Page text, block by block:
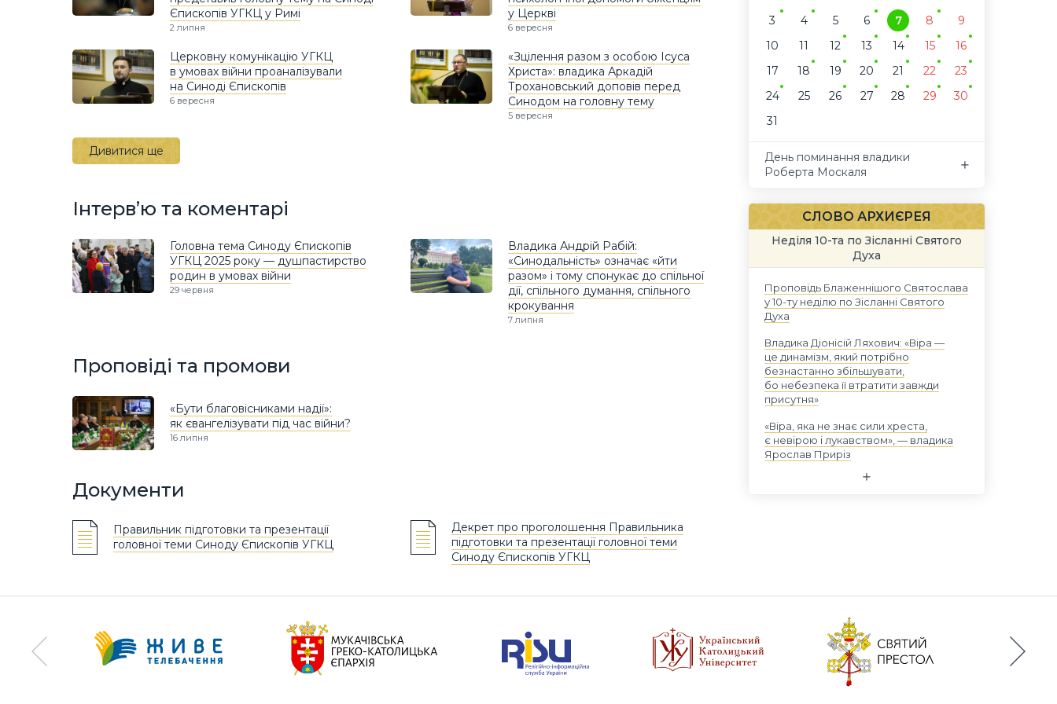
Єпископів УГКЦ у Римі
2 липня
у Церкві
6 вересня
Церковну комунікацію УГКЦ
в умовах війни проаналізували
на Синоді Єпископів
6 вересня
«Зцілення разом з особою Ісуса
Христа»: владика Аркадій
Трохановський доповів перед
Синодом на головну тему
5 вересня
Дивитися ще
Інтерв’ю та коментарі
Головна тема Синоду Єпископів
УГКЦ 2025 року — душпастирство
родин в умовах війни
29 червня
Владика Андрій Рабій:
«Синодальність» означає «йти
разом» і тому спонукає до спільної
дії, спільного думання, спільного
крокування
7 липня
Проповіді та промови
«Бути благовісниками надії»:
як євангелізувати під час війни?
16 липня
Документи
Правильник підготовки та презентації
головної теми Синоду Єпископів УГКЦ
Декрет про проголошення Правильника
підготовки та презентації головної теми
Синоду Єпископів УГКЦ
3
4 5 6 7 8
9
10
11 12 13 14 15
16
17
18 19 20 21 22
23
24
25 26 27 28 29
30
31
День поминання владики
Роберта Москаля
СЛОВО АРХИЄРЕЯ
Неділя 10-та по Зісланні Святого
Духа
Проповідь Блаженнішого Святослава
у 10-ту неділю по Зісланні Святого
Духа
Владика Діонісій Ляхович: «Віра —
це динамізм, який потрібно
безнастанно збільшувати,
бо небезпека її втратити завжди
присутня»
«Віра, яка не знає сили хреста,
є невірою і лукавством», — владика
Ярослав Приріз